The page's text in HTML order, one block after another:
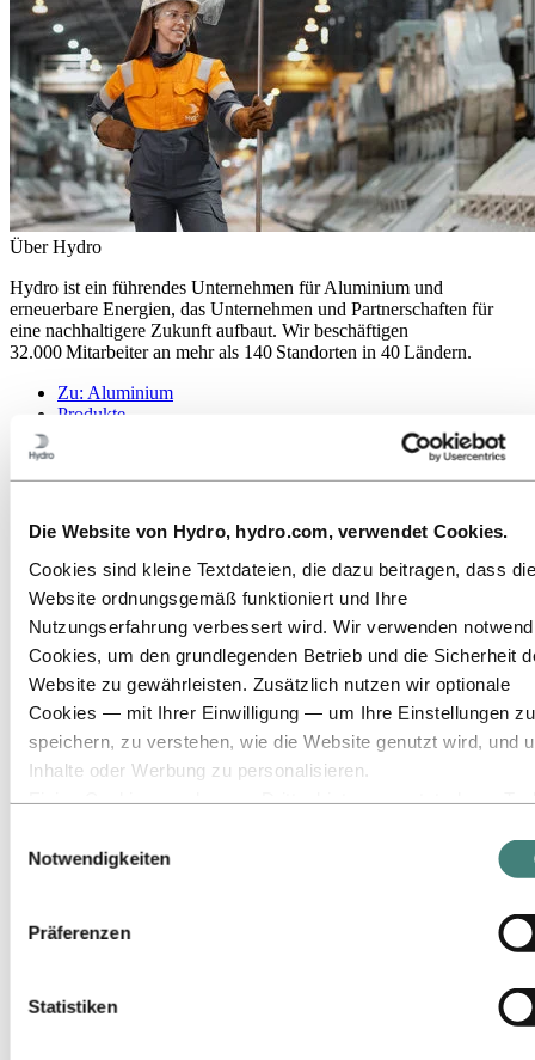
Die Website von Hydro, hydro.com, verwendet Cookies.
Cookies sind kleine Textdateien, die dazu beitragen, dass die
Website ordnungsgemäß funktioniert und Ihre
Nutzungserfahrung verbessert wird. Wir verwenden
Cookies, um den grundlegenden Betrieb und die Sicherheit
Website zu gewährleisten. Zusätzlich nutzen wir optionale
Cookies — mit Ihrer Einwilligung — um Ihre Einstellungen zu
speichern, zu verstehen, wie die Website genutzt wird, und
Inhalte oder Werbung zu personalisieren.
Diese Drittanbieter können die Informationen, die sie über
kombinieren, die Sie ihnen bereitgestellt haben oder die sie
Ihre Nutzung ihrer Dienste gesammelt haben. Der
Verantwortliche für die Verarbeitung der durch dieses Cookie
erhobenen personenbezogenen Daten. In der
Notwendigkeiten
Präferenzen
Statistiken
Über Hydro
Hydro ist ein führendes Unternehmen für Aluminium und
erneuerbare Energien, das Unternehmen und Partnerschaften für
eine nachhaltigere Zukunft aufbaut. Wir beschäftigen
32.000 Mitarbeiter an mehr als 140 Standorten in 40 Ländern.
Zu: Aluminium
Produkte
Innovationen, Forschung und Entwicklung
Zu:
Nachhaltigkeit
Unser Ansatz
Nachhaltigkeitsberichterstattung
Roadmap zur Klimaneutralität
Tätigkeit im brasilianischen Amazonasgebiet
Ansprechpartner für Nachhaltigkeit
Zu:Karriere
Studierende und Absolventen
Leben bei Hydro
Kontakt und FAQ
Zu:Media
Hydro auf einen Blick